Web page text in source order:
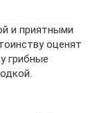
и приятными
оценят
грибные